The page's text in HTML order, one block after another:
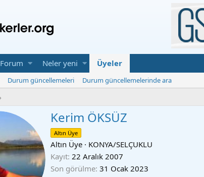
Forum Neler yeni Üyeler
Durum güncellemeleri
Durum güncellemelerinde ara
Kerim ÖKSÜZ
Altın Üye
Altın Üye · KONYA/SELÇUKLU
Kayıt 22 Aralık 2007
Son görülme 31 Ocak 2023